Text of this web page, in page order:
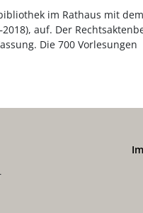
im Rathaus mit dem
auf. Der
Die 700 Vorlesungen